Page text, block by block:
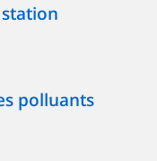
polluants